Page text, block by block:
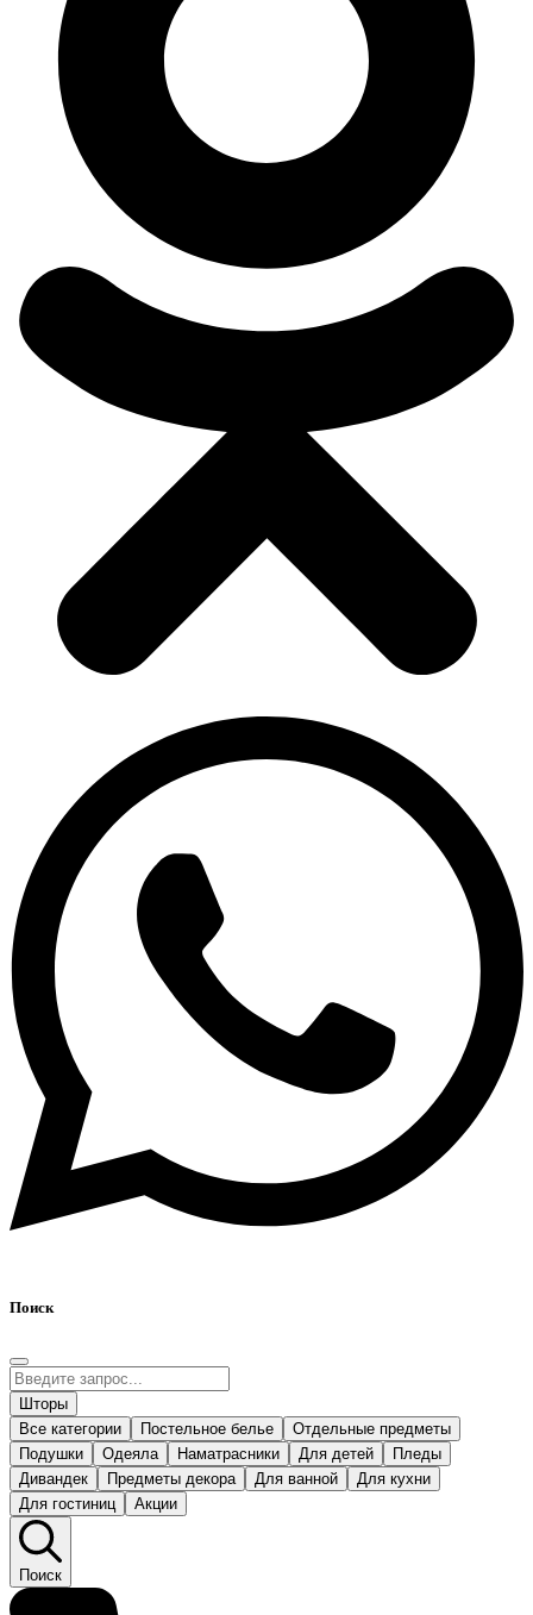
Поиск
Шторы
Все категории
Постельное белье
Отдельные предметы
Подушки
Одеяла Наматрасники Для детей
Пледы
Дивандек
Предметы декора Для ванной
Для кухни
Для гостиниц
Акции
Поиск